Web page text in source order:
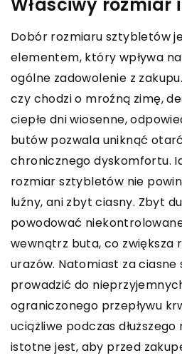
Dobór rozmiaru sztybletów
elementem, który wpływa
ogólne zadowolenie z
czy chodzi o mroźną zimę,
ciepłe dni wiosenne,
butów pozwala uniknąć
chronicznego dyskomfortu.
rozmiar sztybletów nie
luźny, ani zbyt ciasny. Zbyt
powodować
wewnątrz buta, co zwiększa
urazów. Natomiast za
prowadzić do
ograniczonego przepływu
uciążliwe podczas
istotne jest, aby przed